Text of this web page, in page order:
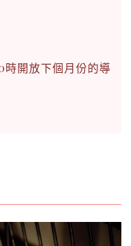
時開放下個月份的導